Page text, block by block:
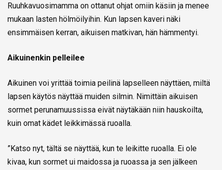
Ruuhkavuosimamma on ottanut ohjat omiin käsiin ja menee
mukaan lasten hölmöilyihin. Kun lapsen kaveri näki
ensimmäisen kerran, aikuisen matkivan, hän hämmentyi.
Aikuinenkin pelleilee
Aikuinen voi yrittää toimia peilinä lapselleen näyttäen, miltä
lapsen käytös näyttää muiden silmin. Nimittäin aikuisen
sormet perunamuussissa eivät näytäkään niin hauskoilta,
kuin omat kädet leikkimässä ruoalla.
”Katso nyt, tältä se näyttää, kun te leikitte ruoalla. Ei ole
kivaa, kun sormet ui maidossa ja ruoassa ja sen jälkeen